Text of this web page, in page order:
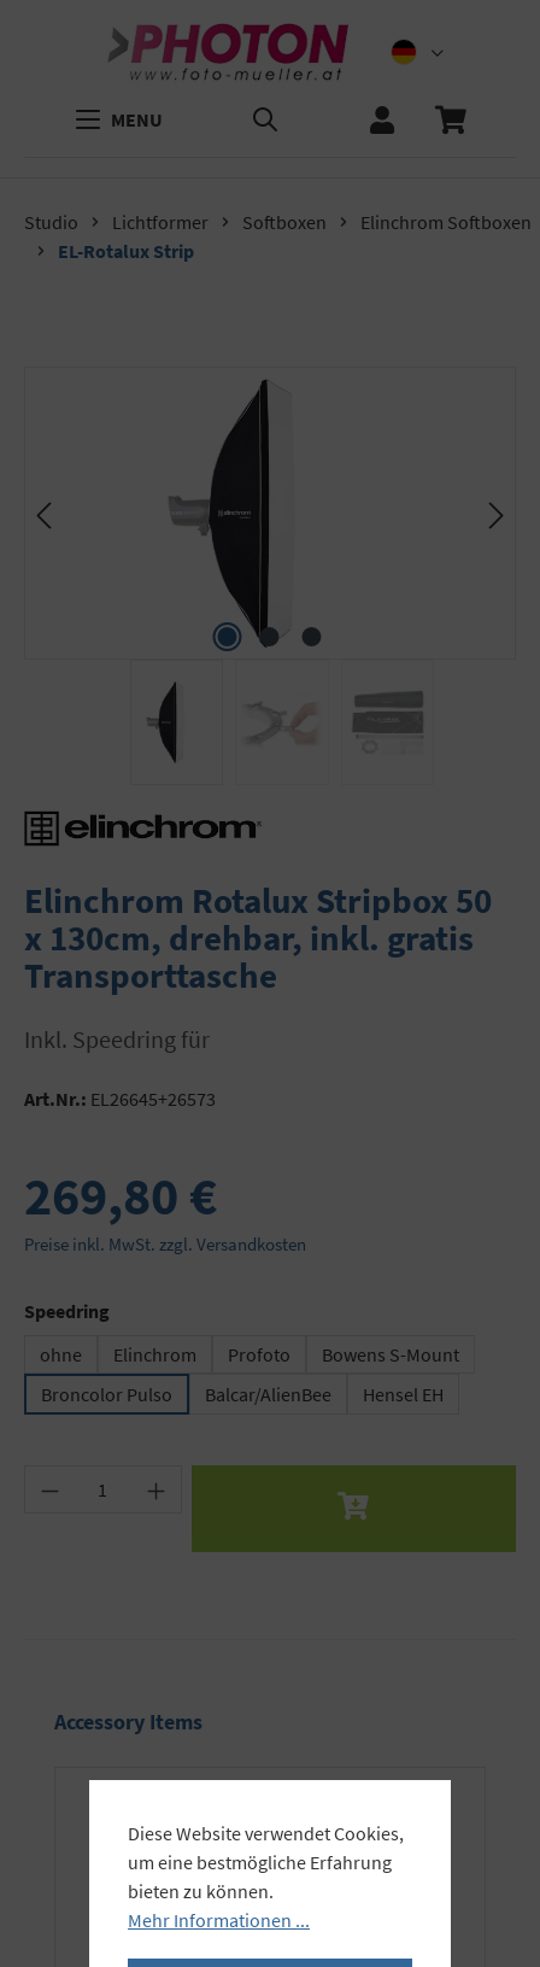
MENU
Studio Lichtformer Softboxen
Elinchrom Softboxen
EL-Rotalux Strip
Elinchrom Rotalux Stripbox 50
x 130cm, drehbar, inkl. gratis
Transporttasche
inkl. Speedring für
Art.Nr.: EL26645+26573
269,80 €
Preise inkl. MwSt. zzgl. Versandkosten
Speedring
ohne
Elinchrom Profoto
Bowens S-Mount
Broncolor Pulso
Balcar/AlienBee Hensel EH
Produkt Anzahl: Gib den gewünschten Wert
Produktgalerie überspringen
Accessory Items
Diese Website verwendet Cookies,
um eine bestmögliche Erfahrung
bieten zu können.
Mehr Informationen ...